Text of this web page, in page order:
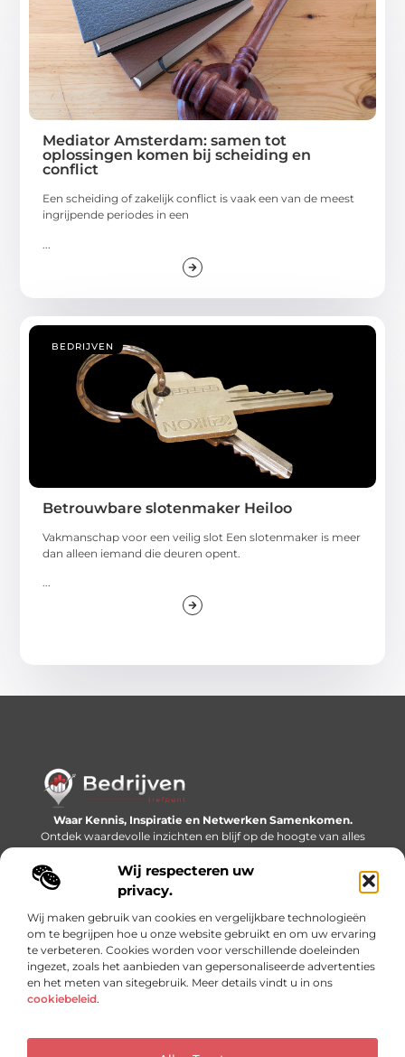
Wij respecteren uw
privacy.
Wij maken gebruik van cookies en vergelijkbare technologieën
om te begrijpen hoe u onze website gebruikt en om uw ervaring
te verbeteren. Cookies worden voor verschillende doeleinden
ingezet, zoals het aanbieden van gepersonaliseerde advertenties
en het meten van sitegebruik. Meer details vindt u in ons
cookiebeleid.
Mediator Amsterdam: samen tot
oplossingen komen bij scheiding en
conflict
Een scheiding of zakelijk conflict is vaak een van de meest
ingrijpende periodes in een
BEDRIJVEN
Betrouwbare slotenmaker Heiloo
Vakmanschap voor een veilig slot Een slotenmaker is meer
dan alleen iemand die deuren opent.
Waar Kennis, Inspiratie en Netwerken Samenkomen.
Ontdek waardevolle inzichten en blijf op de hoogte van alles
wat er speelt in de wereld.
Bericht categorie
Onze informatie